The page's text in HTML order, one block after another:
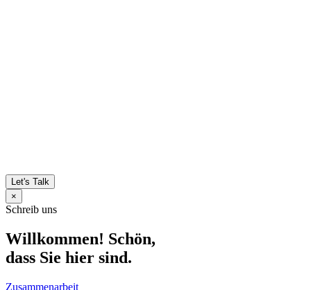
Let's Talk
×
Schreib uns
Willkommen! Schön,
dass Sie hier sind.
Zusammenarbeit